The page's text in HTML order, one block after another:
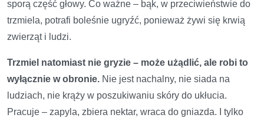
sporą część głowy. Co ważne – bąk, w przeciwieństwie do
trzmiela, potrafi boleśnie ugryźć, ponieważ żywi się krwią
zwierząt i ludzi.
Trzmiel natomiast nie gryzie – może użądlić, ale robi to
wyłącznie w obronie. Nie jest nachalny, nie siada na
ludziach, nie krąży w poszukiwaniu skóry do ukłucia.
Pracuje – zapyla, zbiera nektar, wraca do gniazda. I tylko